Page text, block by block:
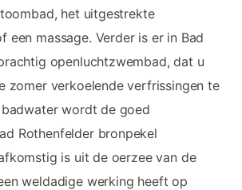
het uitgestrekte
een massage. Verder is er in Bad
openluchtzwembad, dat u
zomer verkoelende verfrissingen te
wordt de goed
Rothenfelder bronpekel
is uit de oerzee van de
weldadige werking heeft op